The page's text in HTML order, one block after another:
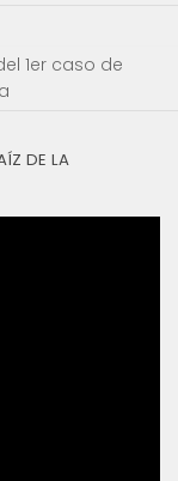
1er caso de
DE LA